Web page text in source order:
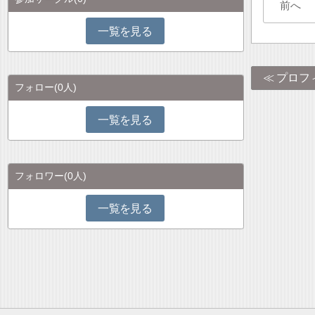
前へ
プロフ
一覧を見る
フォロー(0人)
一覧を見る
フォロワー(0人)
一覧を見る